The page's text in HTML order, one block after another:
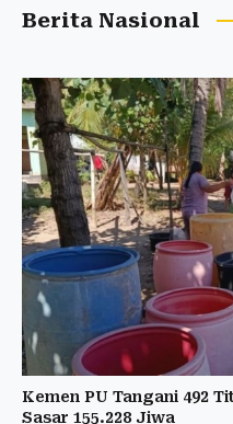
Berita Nasional
Kemen PU Tangani 492
Sasar 155.228 Jiwa